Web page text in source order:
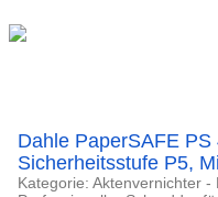
Dahle PaperSAFE
Sicherheitsstufe P5,
Kategorie: Aktenvernichter